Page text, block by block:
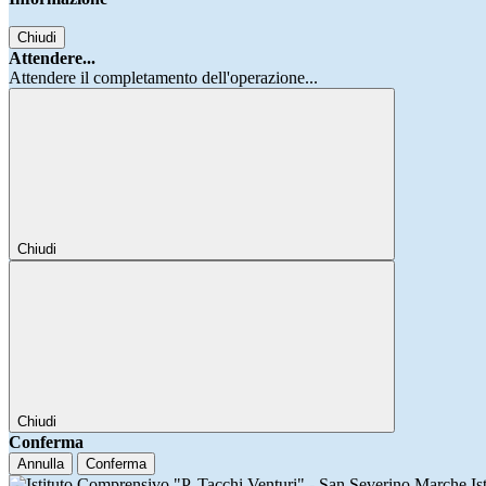
Chiudi
Attendere...
Attendere il completamento dell'operazione...
Chiudi
Chiudi
Conferma
Annulla Conferma